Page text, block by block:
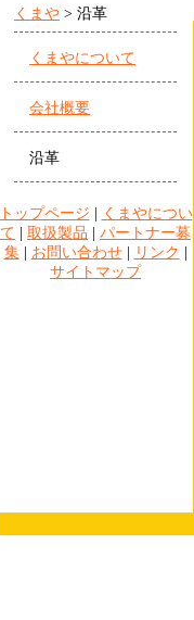
くまや > 沿革
くまやについて
会社概要
沿革
トップページ
くまやについ
て
取扱製品
パートナー募
集| お問い合わせ| リンク
サイトマップ